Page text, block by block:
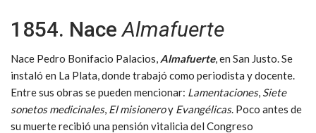
1854. NaceAlmafuerte
Nace Pedro Bonifacio Palacios, Almafuerte, en San Justo. Se
instaló en La Plata, donde trabajó como periodista y docente.
Entre sus obras se pueden mencionar: Lamentaciones, Siete
sonetos medicinales, El misioneroy Evangélicas. Poco antes de
su muerte recibió una pensión vitalicia del Congreso